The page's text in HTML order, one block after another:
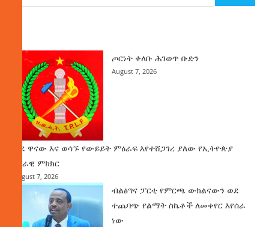
ጦርነት ቀለቡ ሕገወጥ ቡድን
August 7, 2026
ወደ ዋናው እና ወሳኙ የውይይት ምዕራፍ እየተሸጋገረ ያለው የኢትዮጵያ
ሀገራዊ ምክክር
August 7, 2026
ብልፅግና ፓርቲ የምርጫ ውክልናውን ወደ
ተጨባጭ የልማት ስኬቶች ለመቀየር እየሰራ
ነው